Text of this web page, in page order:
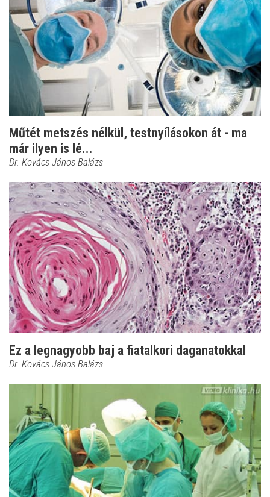
Műtét metszés nélkül, testnyílásokon át - ma
már ilyen is lé...
Dr. Kovács János Balázs
Ez a legnagyobb baj a fiatalkori daganatokkal
Dr. Kovács János Balázs